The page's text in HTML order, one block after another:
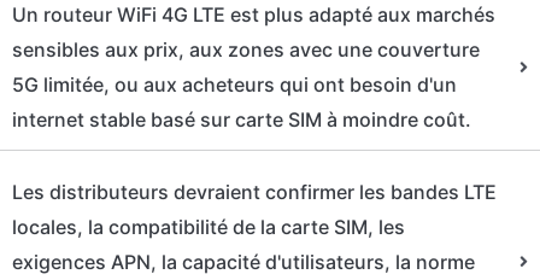
Un routeur WiFi 4G LTE est plus adapté aux marchés
sensibles aux prix, aux zones avec une couverture
5G limitée, ou aux acheteurs qui ont besoin d'un
internet stable basé sur carte SIM à moindre coût.
Les distributeurs devraient confirmer les bandes LTE
locales, la compatibilité de la carte SIM, les
exigences APN, la capacité d'utilisateurs, la norme